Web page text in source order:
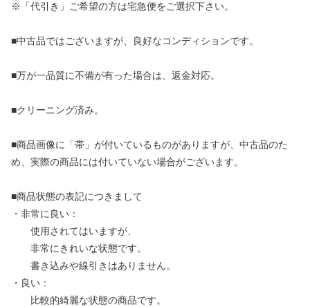
※「代引き」ご希望の方は宅急便をご選択下さい。
■中古品ではございますが、良好なコンディションです。
■万が一品質に不備が有った場合は、返金対応。
■クリーニング済み。
■商品画像に「帯」が付いているものがありますが、中古品のた
め、実際の商品には付いていない場合がございます。
■商品状態の表記につきまして
・非常に良い：
使用されてはいますが、
非常にきれいな状態です。
書き込みや線引きはありません。
・良い：
比較的綺麗な状態の商品です。